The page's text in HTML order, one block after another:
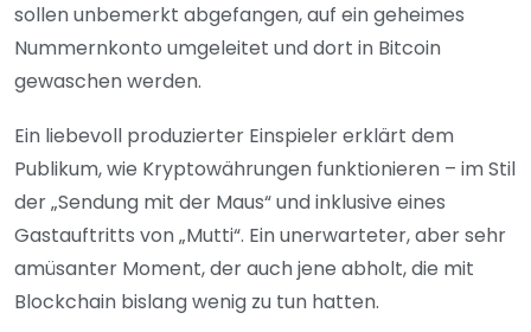
sollen unbemerkt abgefangen, auf ein geheimes
Nummernkonto umgeleitet und dort in Bitcoin
gewaschen werden.
Ein liebevoll produzierter Einspieler erklärt dem
Publikum, wie Kryptowährungen funktionieren – im Stil
der „Sendung mit der Maus“ und inklusive eines
Gastauftritts von „Mutti“. Ein unerwarteter, aber sehr
amüsanter Moment, der auch jene abholt, die mit
Blockchain bislang wenig zu tun hatten.